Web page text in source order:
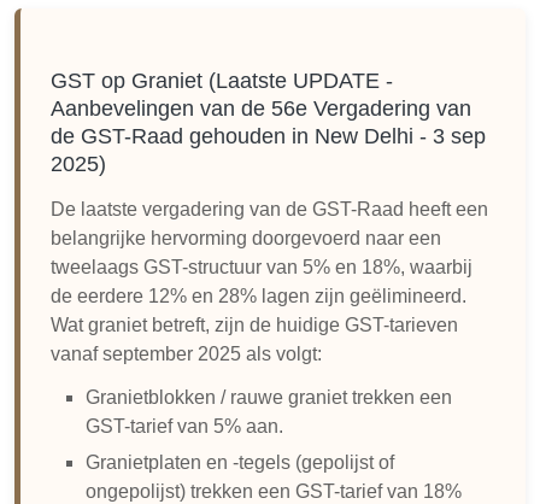
GST-tarief van 18% zonder aangekondigde
verlagingen.
Het begrijpen van HSN-codes is essentieel voor
het bepalen van de juiste GST-tarieven voor
granietproducten.
De bijgewerkte GST-tarieven voor granietproducten
hebben invloed op prijzen en naleving voor bedrijven
GST op Graniet (Laatste UPDATE -
Aanbevelingen van de 56e Vergadering van
de GST-Raad gehouden in New Delhi - 3 sep
2025)
De laatste vergadering van de GST-Raad heeft een
belangrijke hervorming doorgevoerd naar een
tweelaags GST-structuur van 5% en 18%, waarbij
de eerdere 12% en 28% lagen zijn geëlimineerd.
Wat graniet betreft, zijn de huidige GST-tarieven
vanaf september 2025 als volgt:
Granietblokken / rauwe graniet trekken een
GST-tarief van 5% aan.
Granietplaten en -tegels (gepolijst of
ongepolijst) trekken een GST-tarief van 18%